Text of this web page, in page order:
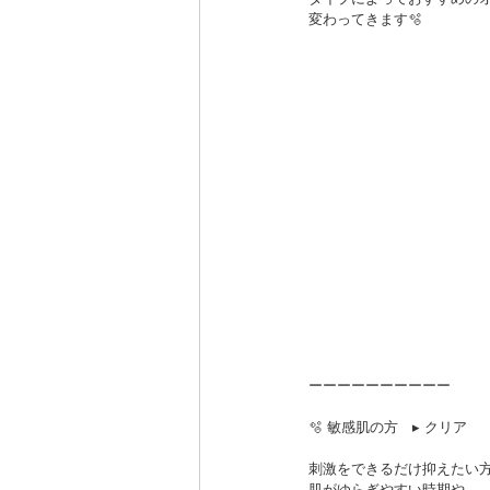
変わってきます🫧
ーーーーーーーーーー
🫧 敏感肌の方　▸ クリア
刺激をできるだけ抑えたい